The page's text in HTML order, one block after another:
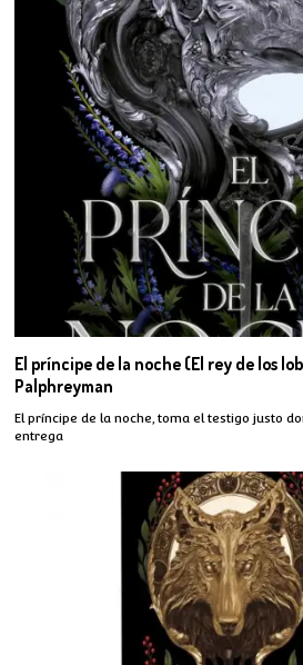
El príncipe de la noche (El rey de los
Palphreyman
El príncipe de la noche, toma el testigo justo
entrega